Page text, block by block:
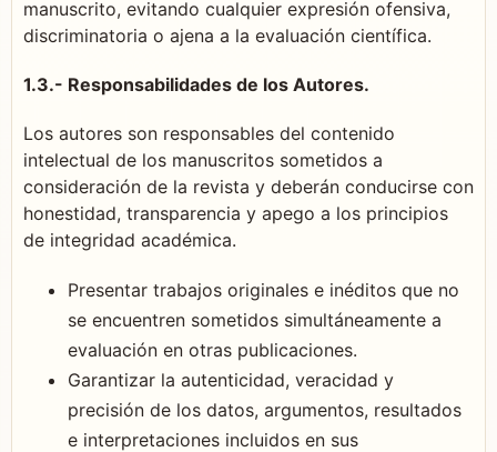
manuscrito, evitando cualquier expresión ofensiva,
discriminatoria o ajena a la evaluación científica.
1.3.- Responsabilidades de los Autores.
Los autores son responsables del contenido
intelectual de los manuscritos sometidos a
consideración de la revista y deberán conducirse con
honestidad, transparencia y apego a los principios
de integridad académica.
Presentar trabajos originales e inéditos que no
se encuentren sometidos simultáneamente a
evaluación en otras publicaciones.
Garantizar la autenticidad, veracidad y
precisión de los datos, argumentos, resultados
e interpretaciones incluidos en sus